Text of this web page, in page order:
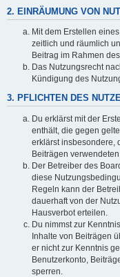
2. EINRÄUMUNG VON
Mit dem Erstellen
zeitlich und räumlich
Beitrag im Rahmen
Das Nutzungsrecht
Kündigung des
3. PFLICHTEN DES
Du erklärst mit der
enthält, die gegen
erklärst insbesondere,
Beiträgen
Der Betreiber des
diese
Regeln kann der
dauerhaft von der
Hausverbot erteilen.
Du nimmst zur
Inhalte von Beiträgen
er nicht zur Kenntnis
Benutzerkonto,
sperren.